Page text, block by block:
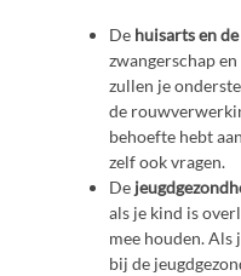
De huisarts en
zwangerschap
zullen je
de
behoefte hebt
zelf ook vragen.
De
als je kind is
mee houden. Als
bij de